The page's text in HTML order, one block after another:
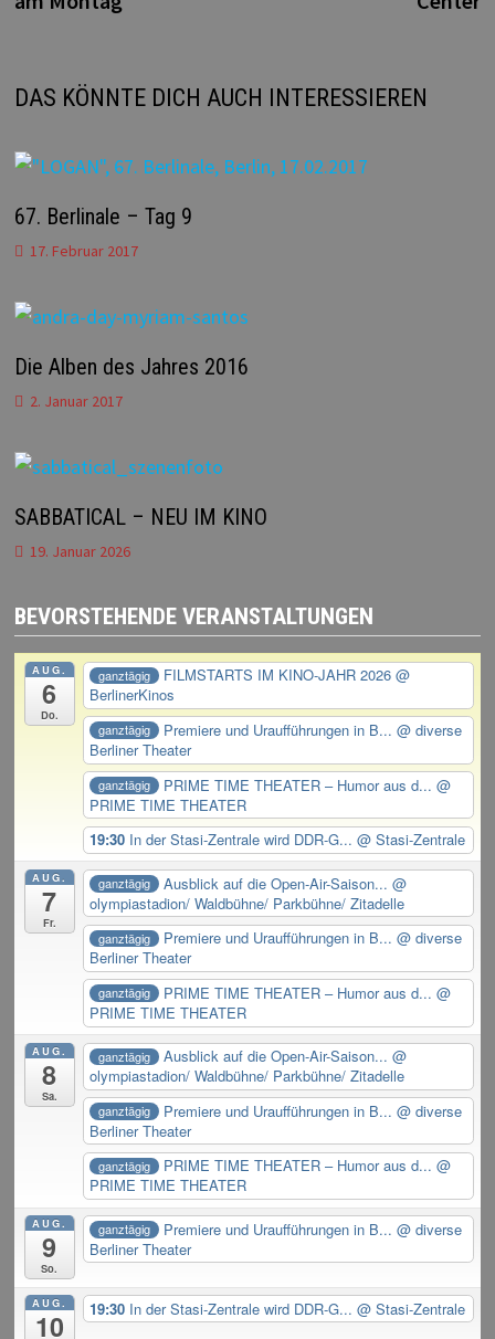
DAS KÖNNTE DICH AUCH INTERESSIEREN
67. Berlinale – Tag 9
17. Februar 2017
Die Alben des Jahres 2016
2. Januar 2017
SABBATICAL – NEU IM KINO
19. Januar 2026
BEVORSTEHENDE VERANSTALTUNGEN
AUG.
6
Do.
ganztägig FILMSTARTS IM KINO-JAHR 2026 @
BerlinerKinos
ganztägig Premiere und Uraufführungen in B... @ diverse
Berliner Theater
ganztägig PRIME TIME THEATER – Humor aus d... @
PRIME TIME THEATER
19:30 In der Stasi-Zentrale wird DDR-G...@ Stasi-Zentrale
AUG.
7
Fr.
ganztägig Ausblick auf die Open-Air-Saison... @
olympiastadion/ Waldbühne/ Parkbühne/ Zitadelle
ganztägig Premiere und Uraufführungen in B... @ diverse
Berliner Theater
ganztägig PRIME TIME THEATER – Humor aus d... @
PRIME TIME THEATER
AUG.
8
Sa.
ganztägig Ausblick auf die Open-Air-Saison... @
olympiastadion/ Waldbühne/ Parkbühne/ Zitadelle
ganztägig Premiere und Uraufführungen in B... @ diverse
Berliner Theater
ganztägig PRIME TIME THEATER – Humor aus d... @
PRIME TIME THEATER
AUG.
9
So.
ganztägig Premiere und Uraufführungen in B... @ diverse
Berliner Theater
AUG.
10
19:30 In der Stasi-Zentrale wird DDR-G...@ Stasi-Zentrale